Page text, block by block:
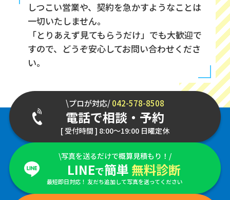
しつこい営業や、契約を急かすようなことは
一切いたしません。
「とりあえず見てもらうだけ」でも大歓迎で
すので、どうぞ安心してお問い合わせくださ
い。
\プロが対応/042-578-8508
電話で相談・予約
[ 受付時間 ] 8:00～19:00 日曜定休
\写真を送るだけで概算見積もり！/
LINEで簡単 無料診断
最短即日対応！ 友だち追加して写真を送ってください